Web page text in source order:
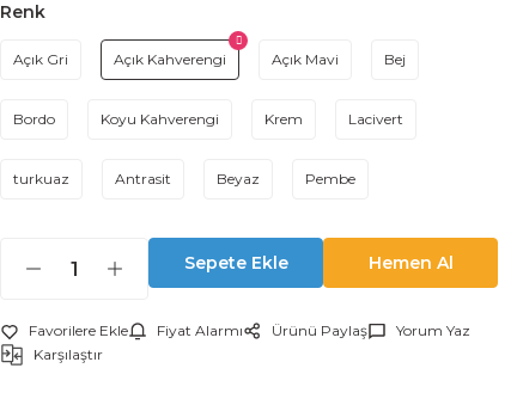
Renk
Açık Gri Açık Kahverengi Açık Mavi Bej
Bordo Koyu Kahverengi Krem Lacivert
turkuaz Antrasit Beyaz Pembe
Sepete Ekle Hemen Al
Fiyat Alarmı Ürünü Paylaş
Yorum Yaz
Karşılaştır